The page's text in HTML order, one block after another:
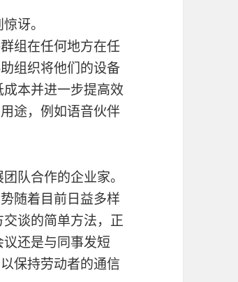
讶。
组在任何地方在任
组织将他们的设备
本并进一步提高效
途，例如语音伙伴
队合作的企业家。
随着目前日益多样
谈的简单方法，正
还是与同事发短
保持劳动者的通信